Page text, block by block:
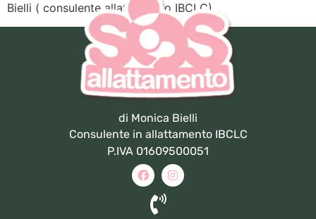
Bielli ( consulente allattamento IBCLC)
di Monica Bielli
Consulente in allattamento IBCLC
P.IVA 01609500051